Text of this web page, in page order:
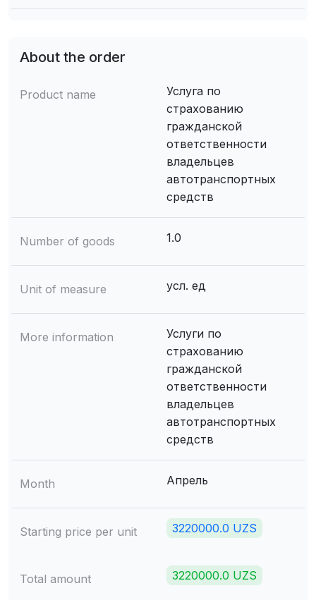
About the order
Product name
Услуга по
страхованию
гражданской
ответственности
владельцев
автотранспортных
средств
Number of goods 1.0
Unit of measure усл. ед
More information
Услуги по
страхованию
гражданской
ответственности
владельцев
автотранспортных
средств
Month Апрель
Starting price per unit 3220000.0 UZS
Total amount 3220000.0 UZS